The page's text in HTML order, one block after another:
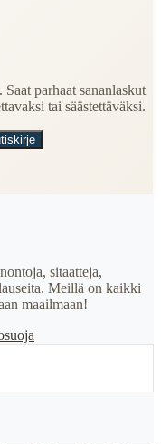
parhaat sananlaskut
tai säästettäväksi.
sitaatteja,
Meillä on kaikki
maailmaan!